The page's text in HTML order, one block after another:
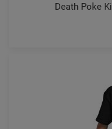
Death Poke